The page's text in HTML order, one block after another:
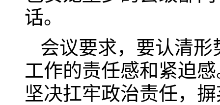
话。
会议要求，要认清
工作的责任感和紧迫
坚决扛牢政治责任，